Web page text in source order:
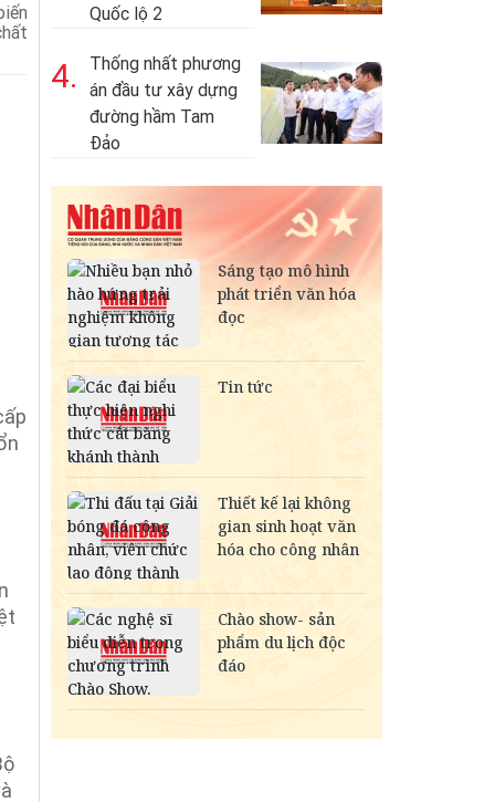
Quốc lộ 2
4.
Thống nhất phương
án đầu tư xây dựng
đường hầm Tam
Đảo